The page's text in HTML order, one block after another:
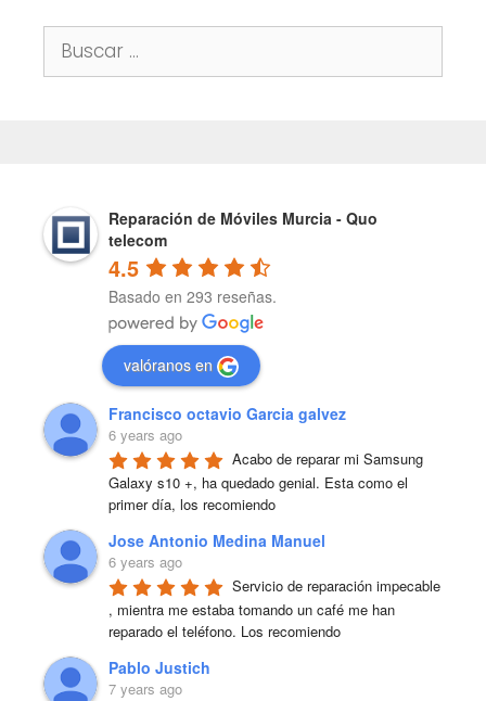
Buscar:
Reparación de Móviles Murcia - Quo
telecom
4.5
Basado en 293 reseñas.
valóranos en
Francisco octavio Garcia galvez
6 years ago
Acabo de reparar mi Samsung
Galaxy s10 +, ha quedado genial. Esta como el
primer día, los recomiendo
Jose Antonio Medina Manuel
6 years ago
Servicio de reparación impecable
, mientra me estaba tomando un café me han
reparado el teléfono. Los recomiendo
Pablo Justich
7 years ago